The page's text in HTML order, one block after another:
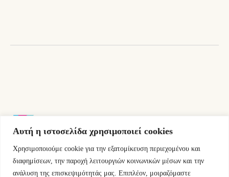
Αυτή η ιστοσελίδα χρησιμοποιεί cookies
Χρησιμοποιούμε cookie για την εξατομίκευση περιεχομένου και
διαφημίσεων, την παροχή λειτουργιών κοινωνικών μέσων και την
ανάλυση της επισκεψιμότητάς μας. Επιπλέον, μοιραζόμαστε
Εμμ.Μπενάκη 76 10681 Αθήνα Ελλάδα.